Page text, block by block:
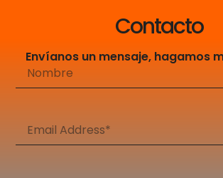
Contacto
Envíanos un mensaje, hagamos